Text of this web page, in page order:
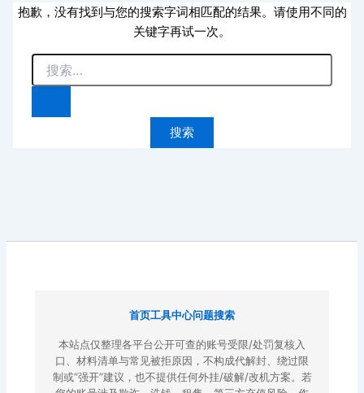
抱歉，没有找到与您的搜索字词相匹配的结果。请使用不同的
关键字再试一次。
搜
索：
首页工具中心问题搜索
本站点仅整理各平台公开可查的账号受限/处罚复核入
口、材料清单与常见被拒原因，不构成代解封、绕过限
制或“强开”建议，也不提供任何外挂/破解/改机方案。若